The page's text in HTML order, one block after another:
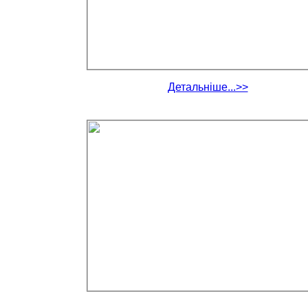
Детальніше...>>